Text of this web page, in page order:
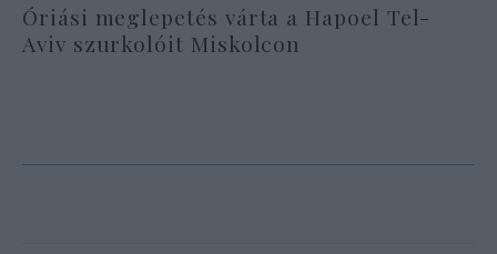
Óriási meglepetés várta a Hapoel Tel-
Aviv szurkolóit Miskolcon